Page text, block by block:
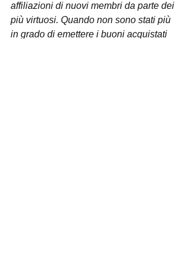
affiliazioni di nuovi membri da parte dei
più virtuosi. Quando non sono stati più
in grado di emettere i buoni acquistati